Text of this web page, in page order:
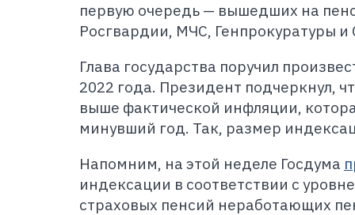
первую очередь — вышедших на
Росгвардии, МЧС, Генпрокуратуры
Глава государства поручил
2022 года. Президент подчеркнул,
выше фактической инфляции,
минувший год. Так, размер
Напомним, на этой неделе Госдума
индексации в соответствии с
страховых пенсий неработающих